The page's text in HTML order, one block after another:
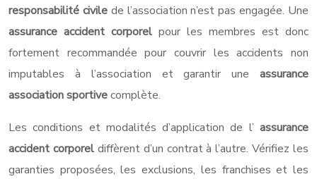
responsabilité civile de l’association n’est pas engagée. Une
assurance accident corporel pour les membres est donc
fortement recommandée pour couvrir les accidents non
imputables à l’association et garantir une assurance
association sportivecomplète.
Les conditions et modalités d’application de l’ assurance
accident corporel diffèrent d’un contrat à l’autre. Vérifiez les
garanties proposées, les exclusions, les franchises et les